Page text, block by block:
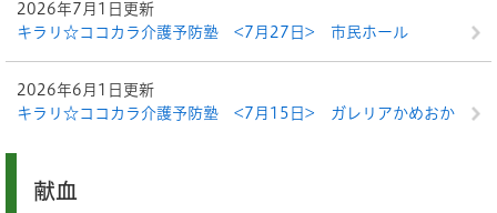
2026年7月1日更新
キラリ☆ココカラ介護予防塾 <7月27日> 市民ホール
2026年6月1日更新
キラリ☆ココカラ介護予防塾 <7月15日> ガレリアかめおか
献血